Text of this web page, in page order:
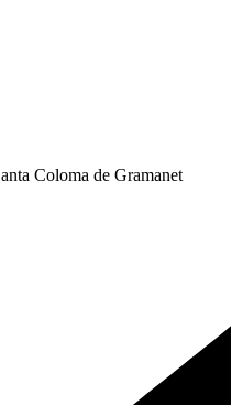
Coloma de Gramanet